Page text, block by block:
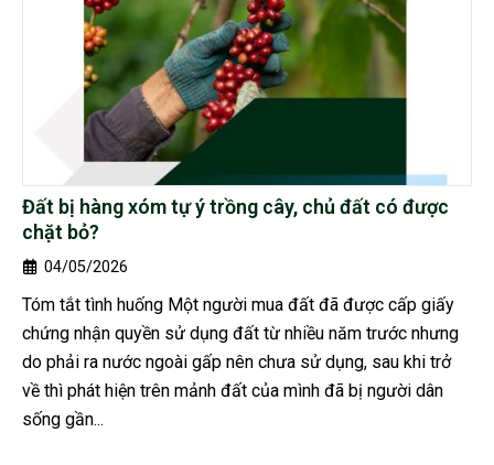
Đất bị hàng xóm tự ý trồng cây, chủ đất có được
chặt bỏ?
04/05/2026
Tóm tắt tình huống Một người mua đất đã được cấp giấy
chứng nhận quyền sử dụng đất từ nhiều năm trước nhưng
do phải ra nước ngoài gấp nên chưa sử dụng, sau khi trở
về thì phát hiện trên mảnh đất của mình đã bị người dân
sống gần...